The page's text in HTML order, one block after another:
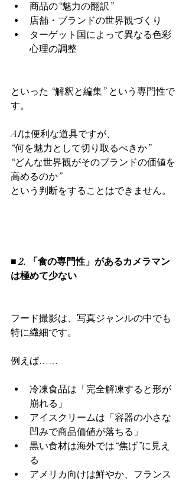
商品の“魅力の翻訳”
店舗・ブランドの世界観づくり
ターゲット国によって異なる色彩
心理の調整
といった “解釈と編集” という専門性で
す。
AIは便利な道具ですが、
“何を魅力として切り取るべきか”
“どんな世界観がそのブランドの価値を
高めるのか”
という判断をすることはできません。
■ 2. 「食の専門性」があるカメラマン
は極めて少ない
フード撮影は、写真ジャンルの中でも
特に繊細です。
例えば……
冷凍食品は「完全解凍すると形が
崩れる」
アイスクリームは「容器の小さな
凹みで商品価値が落ちる」
黒い食材は海外では“焦げ”に見え
る
アメリカ向けは鮮やか、フランス